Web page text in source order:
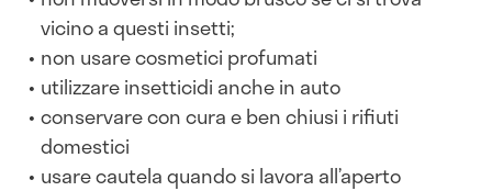
vicino a questi insetti;
non usare cosmetici profumati
utilizzare insetticidi anche in auto
conservare con cura e ben chiusi i rifiuti
domestici
usare cautela quando si lavora all’aperto